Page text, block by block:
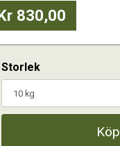
830,00
Storlek
Köp